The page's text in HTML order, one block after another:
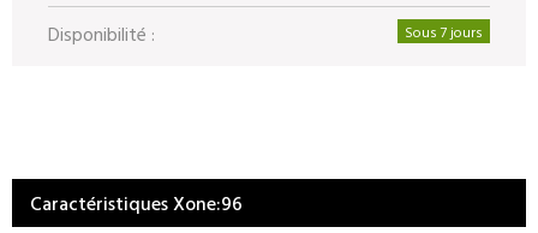
Disponibilité : Sous 7 jours
Caractéristiques Xone:96